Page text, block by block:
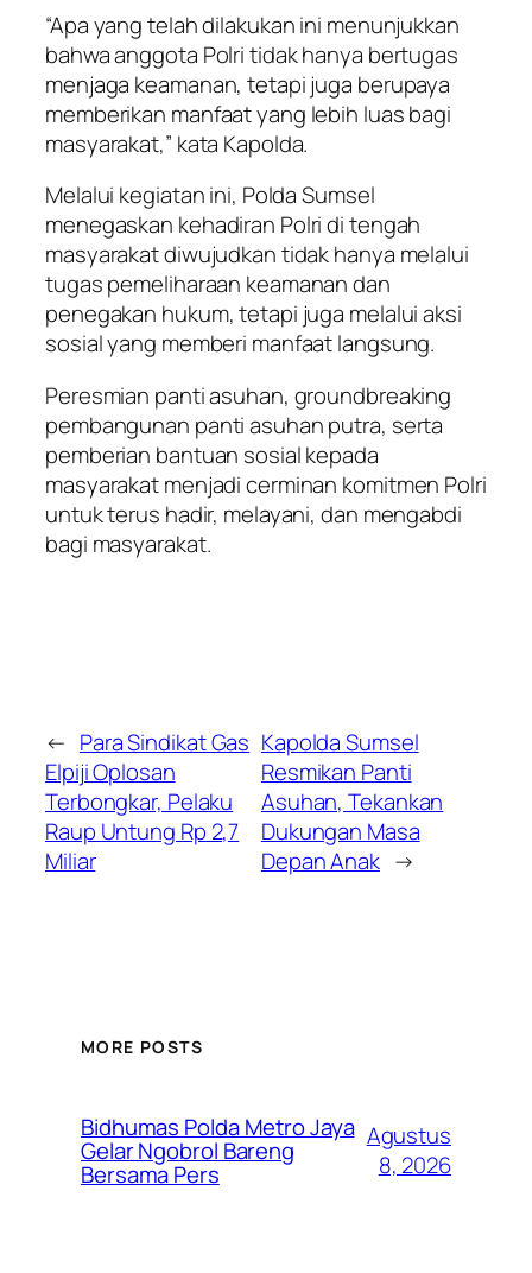
“Apa yang telah dilakukan ini menunjukkan
bahwa anggota Polri tidak hanya bertugas
menjaga keamanan, tetapi juga berupaya
memberikan manfaat yang lebih luas bagi
masyarakat,” kata Kapolda.
Melalui kegiatan ini, Polda Sumsel
menegaskan kehadiran Polri di tengah
masyarakat diwujudkan tidak hanya melalui
tugas pemeliharaan keamanan dan
penegakan hukum, tetapi juga melalui aksi
sosial yang memberi manfaat langsung.
Peresmian panti asuhan, groundbreaking
pembangunan panti asuhan putra, serta
pemberian bantuan sosial kepada
masyarakat menjadi cerminan komitmen Polri
untuk terus hadir, melayani, dan mengabdi
bagi masyarakat.
← Para Sindikat Gas
Elpiji Oplosan
Terbongkar, Pelaku
Raup Untung Rp 2,7
Miliar
Kapolda Sumsel
Resmikan Panti
Asuhan, Tekankan
Dukungan Masa
Depan Anak →
MORE POSTS
Bidhumas Polda Metro Jaya
Gelar Ngobrol Bareng
Bersama Pers
Agustus
8, 2026